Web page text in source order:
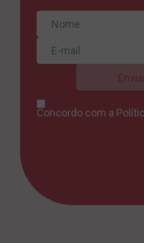
Concordo com a